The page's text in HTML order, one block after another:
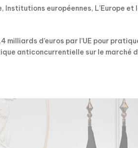
, Institutions européennes, L'Europe et
milliards d’euros par l’UE pour
anticoncurrentielle sur le marché